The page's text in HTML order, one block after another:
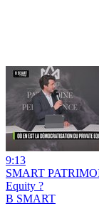
9:13
SMART
Equity ?
B SMART